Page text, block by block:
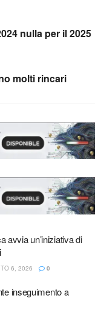
nulla per il 2025
molti rincari
avvia un’iniziativa di
6, 2026 0
inseguimento a